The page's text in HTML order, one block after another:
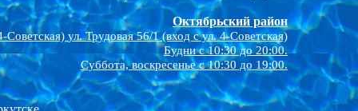
Октябрьский район
Советская) ул. Трудовая 56/1 (вход с ул. 4-Советская)
Будни с 10:30 до 20:00.
Суббота, воскресенье с 10:30 до 19:00.